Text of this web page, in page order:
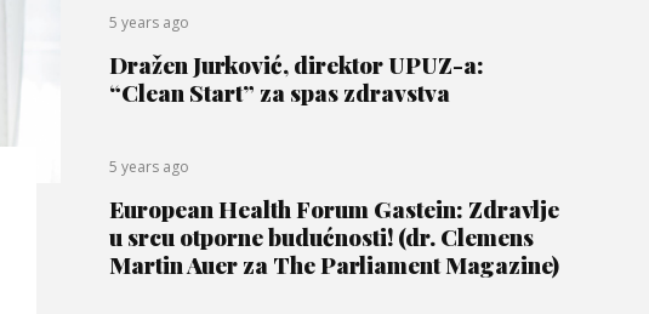
5 years ago
Dražen Jurković, direktor UPUZ-a:
“Clean Start” za spas zdravstva
5 years ago
European Health Forum Gastein: Zdravlje
u srcu otporne budućnosti! (dr. Clemens
Martin Auer za The Parliament Magazine)